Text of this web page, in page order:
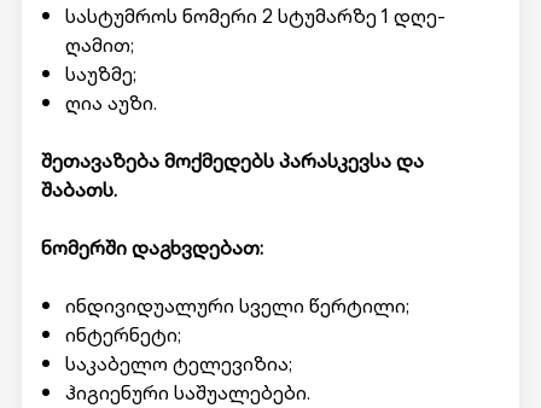
სასტუმროს ნომერი 2 სტუმარზე 1 დღე-
ღამით;
საუზმე;
ღია აუზი.
შეთავაზება მოქმედებს პარასკევსა და
შაბათს.
ნომერში დაგხვდებათ:
ინდივიდუალური სველი წერტილი;
ინტერნეტი;
საკაბელო ტელევიზია;
ჰიგიენური საშუალებები.